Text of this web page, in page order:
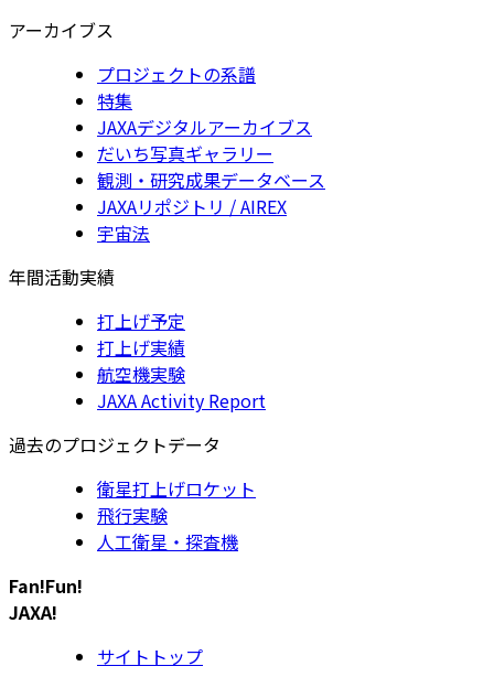
アーカイブス
プロジェクトの系譜
特集
JAXAデジタルアーカイブス
だいち写真ギャラリー
観測・研究成果データベース
JAXAリポジトリ / AIREX
宇宙法
年間活動実績
打上げ予定
打上げ実績
航空機実験
JAXA Activity Report
過去のプロジェクトデータ
衛星打上げロケット
飛行実験
人工衛星・探査機
Fan!Fun!
JAXA!
サイトトップ